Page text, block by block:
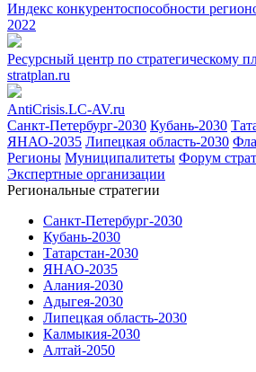
Индекс конкурентоспособности
2022
Ресурсный центр по стратегическому
stratplan.ru
AntiCrisis.LC-AV.ru
Санкт-Петербург-2030 Кубань-2030
ЯНАО-2035 Липецкая область-2030
Регионы Муниципалитеты Форум
Экспертные организации
Региональные стратегии
Санкт-Петербург-2030
Кубань-2030
Татарстан-2030
ЯНАО-2035
Алания-2030
Адыгея-2030
Липецкая область-2030
Калмыкия-2030
Алтай-2050